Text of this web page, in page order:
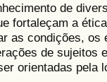
de
fortaleçam a
as condições,
de sujeitos
orientadas pela